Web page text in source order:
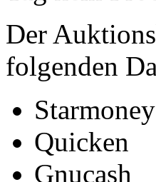
Der
folgenden
Starmoney
Quicken
Gnucash